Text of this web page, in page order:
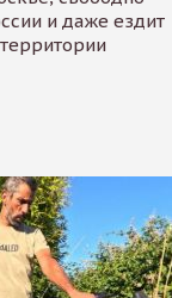
и даже ездит